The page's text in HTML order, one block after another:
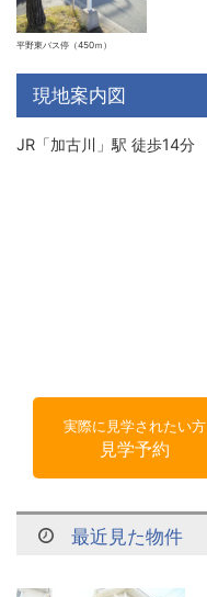
平野東バス停（450ｍ）
現地案内図
JR「加古川」駅 徒歩14分
実際に見学されたい方
見学予約
最近見た物件